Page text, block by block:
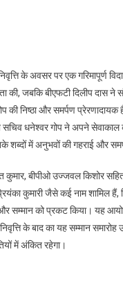
के अवसर पर एक गरिमापूर्ण
जबकि बीएफटी दिलीप दास ने
की निष्ठा और समर्पण
सचिव धनेश्वर गोप ने अपने
में अनुभवों की गहराई और
बीपीओ उज्जवल किशोर
कुमारी जैसे कई नाम शामिल हैं,
सम्मान को प्रकट किया। यह
के बाद का यह सम्मान
में अंकित रहेगा।